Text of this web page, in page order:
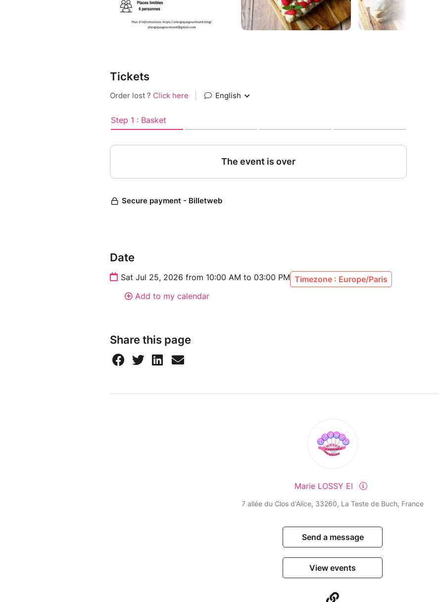
Après inscription, vous recevrez la liste des ingrédients et le lien ZOOM pour y
assister.
Suite à celui-ci, j'envoie le replay, la recette et la fiche CONSEILS.
Si vous avez des questions, surtout n'hésitez pas à les poser via mon adresse
allergiquegourmand@gmail.com
Tarif different pour les professionnels: me contacter.
Tickets
Date
Sat Jul 25, 2026 from 10:00 AM to 03:00 PM Timezone : Europe/Paris
Add to my calendar
Share this page
Marie LOSSY EI
7 allée du Clos d'Alice, 33260, La Teste de Buch, France
Send a message
View events